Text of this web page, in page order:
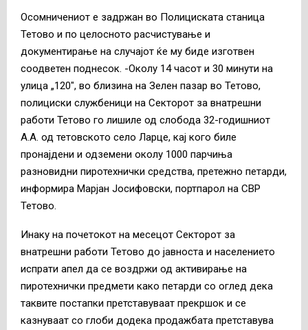
Осомничениот е задржан во Полициската станица
Тетово и по целосното расчистување и
документирање на случајот ќе му биде изготвен
соодветен поднесок. -Околу 14 часот и 30 минути на
улица „120″, во близина на Зелен пазар во Тетово,
полициски службеници на Секторот за внатрешни
работи Тетово го лишиле од слобода 32-годишниот
А.А. од тетовското село Ларце, кај кого биле
пронајдени и одземени околу 1000 парчиња
разновидни пиротехнички средства, претежно петарди,
информира Марјан Јосифовски, портпарол на СВР
Тетово.
Инаку на почетокот на месецот Секторот за
внатрешни работи Тетово до јавноста и населението
испрати апел да се воздржи од активирање на
пиротехнички предмети како петарди со оглед дека
таквите постапки претставуваат прекршок и се
казнуваат со глоби додека продажбата претставува